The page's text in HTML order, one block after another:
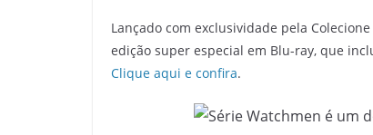
Lançado com exclusividade pela Colecione
edição super especial em Blu-ray, que
Clique aqui e confira.